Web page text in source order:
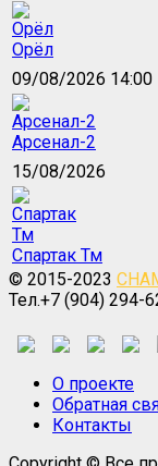
Орёл
09/08/2026 14:00
Арсенал-2
15/08/2026
Спартак Тм
© 2015-2023
Тел.+7 (904) 294-
О проекте
Обратная
Контакты